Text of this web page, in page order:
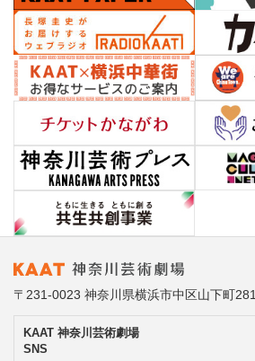
〒231-0023 神奈川県横浜市中区山下町281
KAAT 神奈川芸術劇場
SNS